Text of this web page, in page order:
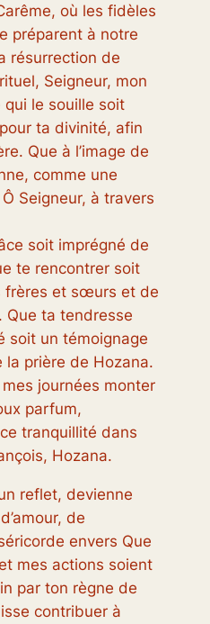
où les fidèles
préparent à notre
résurrection de
Seigneur, mon
le souille soit
ta divinité, afin
Que à l’image de
comme une
Seigneur, à travers
soit imprégné de
te rencontrer soit
frères et sœurs et de
Que ta tendresse
soit un témoignage
prière de Hozana.
journées monter
parfum,
tranquillité dans
Hozana.
reflet, devienne
de
envers Que
mes actions soient
par ton règne de
contribuer à